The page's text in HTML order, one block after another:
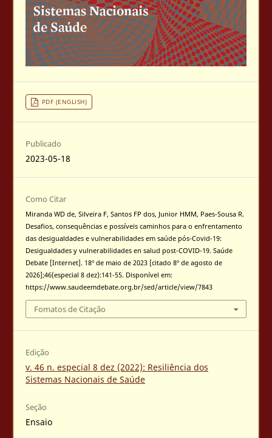
PDF (ENGLISH)
Publicado
2023-05-18
Como Citar
Miranda WD de, Silveira F, Santos FP dos, Junior HMM, Paes-Sousa R.
Desafios, consequências e possíveis caminhos para o enfrentamento
das desigualdades e vulnerabilidades em saúde pós-Covid-19:
Desigualdades y vulnerabilidades en salud post-COVID-19. Saúde
Debate [Internet]. 18º de maio de 2023 [citado 8º de agosto de
2026];46(especial 8 dez):141-55. Disponível em:
https://www.saudeemdebate.org.br/sed/article/view/7843
Fomatos de Citação
Edição
v. 46 n. especial 8 dez (2022): Resiliência dos
Sistemas Nacionais de Saúde
Seção
Ensaio